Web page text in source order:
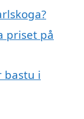
priset på
bastu i